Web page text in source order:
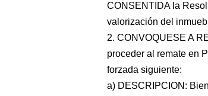
CONSENTIDA la
valorización del
2. CONVOQUESE A
proceder al remate en
forzada siguiente:
a) DESCRIPCION: